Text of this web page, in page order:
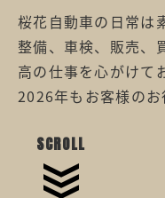
桜花自動車の日常は
整備、車検、販売、
高の仕事を心がけて
2026年もお客様のお
SCROLL